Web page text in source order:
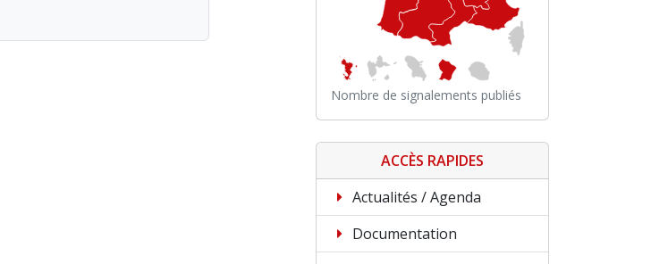
Nombre de signalements publiés
ACCÈS RAPIDES
Actualités / Agenda
Documentation